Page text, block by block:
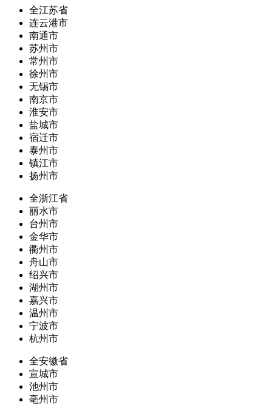
全江苏省
连云港市
南通市
苏州市
常州市
徐州市
无锡市
南京市
淮安市
盐城市
宿迁市
泰州市
镇江市
扬州市
全浙江省
丽水市
台州市
金华市
衢州市
舟山市
绍兴市
湖州市
嘉兴市
温州市
宁波市
杭州市
全安徽省
宣城市
池州市
亳州市